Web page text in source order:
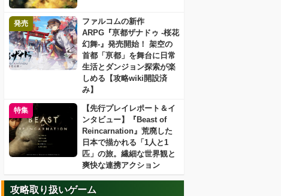
発売
ファルコムの新作
ARPG『亰都ザナドゥ -桜花
幻舞-』発売開始！ 架空の
首都「亰都」を舞台に日常
生活とダンジョン探索が楽
しめる【攻略wiki開設済
み】
特集
【先行プレイレポート＆イ
ンタビュー】『Beast of
Reincarnation』荒廃した
日本で描かれる「1人と1
匹」の旅。繊細な世界観と
爽快な連携アクション
攻略取り扱いゲーム